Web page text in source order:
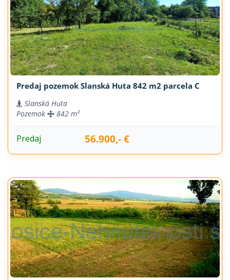
Predaj pozemok Slanská Huta 842 m2 parcela C
Slanská Huta
Pozemok
842 m²
Predaj 56.900,- €